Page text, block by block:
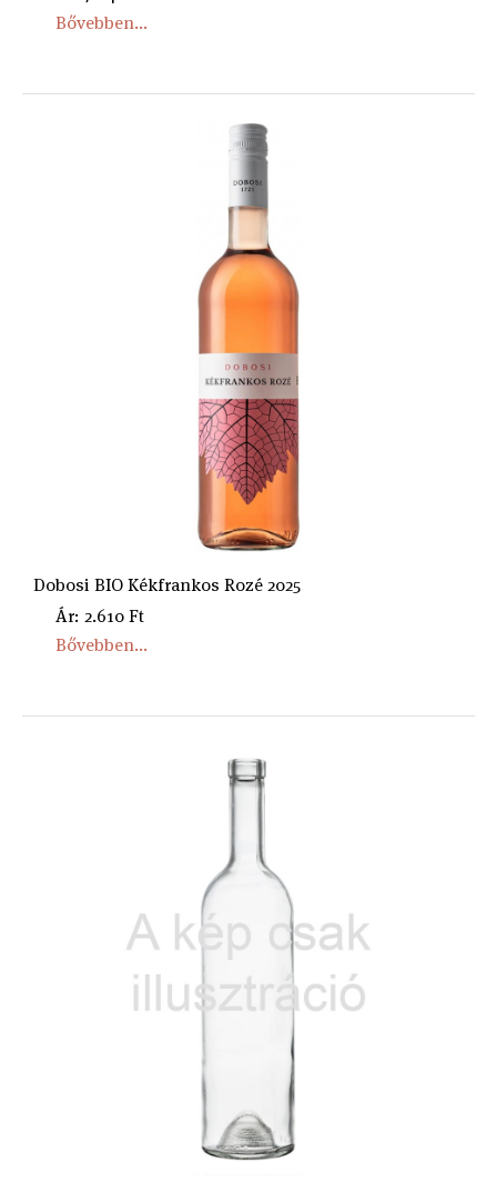
Bővebben...
Dobosi BIO Kékfrankos Rozé 2025
Ár: 2.610 Ft
Bővebben...